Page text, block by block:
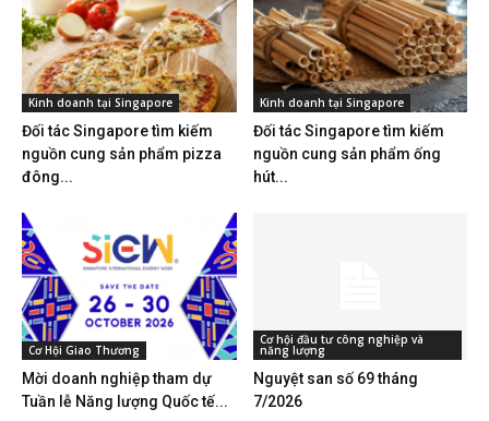
Kinh doanh tại Singapore
Đối tác Singapore tìm kiếm
nguồn cung sản phẩm pizza
đông...
Kinh doanh tại Singapore
Đối tác Singapore tìm kiếm
nguồn cung sản phẩm ống
hút...
Cơ Hội Giao Thương
Mời doanh nghiệp tham dự
Tuần lễ Năng lượng Quốc tế...
Cơ hội đầu tư công nghiệp và
năng lượng
Nguyệt san số 69 tháng
7/2026